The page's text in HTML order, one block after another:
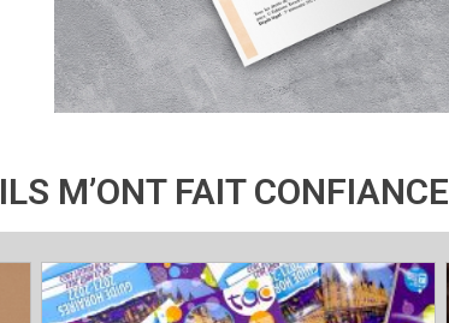
ILS M’ONT FAIT CONFIANCE